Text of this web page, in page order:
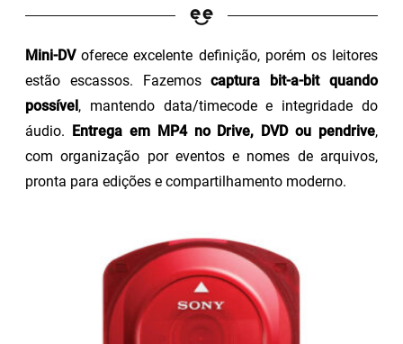
Mini-DVoferece excelente definição, porém os leitores
estão escassos. Fazemoscaptura bit-a-bit quando
possível, mantendo data/timecode e integridade do
áudio. Entrega em MP4 no Drive, DVD ou pendrive,
com organização por eventos e nomes de arquivos,
pronta para edições e compartilhamento moderno.